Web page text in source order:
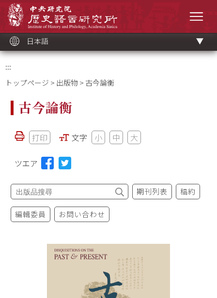
ッ
ク
日本語
:::
トップページ > 出版物 > 古今論衡
古今論衡
打印 文字 小 中 大
ツエア
期刊列表 稿約
編輯委員 お問い合わせ